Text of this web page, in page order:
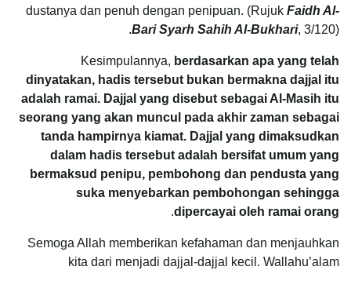
dustanya dan penuh dengan penipuan. (Rujuk Faidh Al-
Bari Syarh Sahih Al-Bukhari, 3/120).
Kesimpulannya, berdasarkan apa yang telah
dinyatakan, hadis tersebut bukan bermakna dajjal itu
adalah ramai. Dajjal yang disebut sebagai Al-Masih itu
seorang yang akan muncul pada akhir zaman sebagai
tanda hampirnya kiamat. Dajjal yang dimaksudkan
dalam hadis tersebut adalah bersifat umum yang
bermaksud penipu, pembohong dan pendusta yang
suka menyebarkan pembohongan sehingga
dipercayai oleh ramai orang
.
Semoga Allah memberikan kefahaman dan menjauhkan
kita dari menjadi dajjal-dajjal kecil. Wallahu’alam